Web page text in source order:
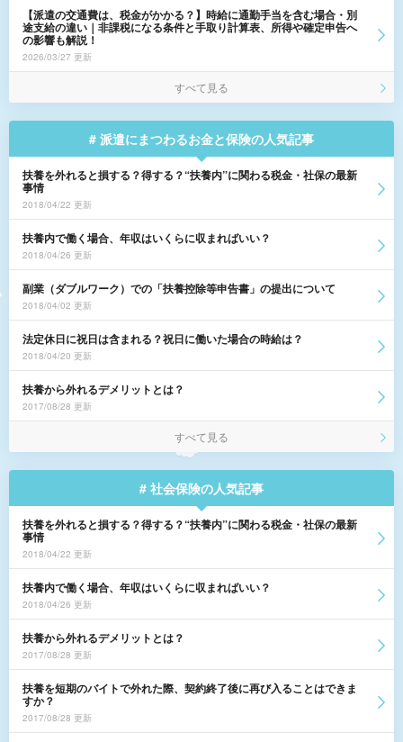
【派遣の交通費は、税金がかかる？】時給に通勤手当を含む場合・別
途支給の違い｜非課税になる条件と手取り計算表、所得や確定申告へ
の影響も解説！
2026/03/27 更新
すべて見る
# 派遣にまつわるお金と保険の人気記事
扶養を外れると損する？得する？“扶養内”に関わる税金・社保の最新
事情
2018/04/22 更新
扶養内で働く場合、年収はいくらに収まればいい？
2018/04/26 更新
副業（ダブルワーク）での「扶養控除等申告書」の提出について
2018/04/02 更新
法定休日に祝日は含まれる？祝日に働いた場合の時給は？
2018/04/20 更新
扶養から外れるデメリットとは？
2017/08/28 更新
すべて見る
# 社会保険の人気記事
扶養を外れると損する？得する？“扶養内”に関わる税金・社保の最新
事情
2018/04/22 更新
扶養内で働く場合、年収はいくらに収まればいい？
2018/04/26 更新
扶養から外れるデメリットとは？
2017/08/28 更新
扶養を短期のバイトで外れた際、契約終了後に再び入ることはできま
すか？
2017/08/28 更新